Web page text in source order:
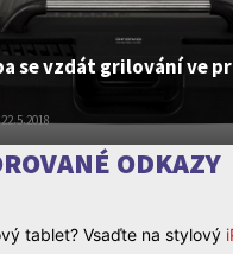
se vzdát grilování ve
22.5.2018
ODKAZY
tablet? Vsaďte na stylový